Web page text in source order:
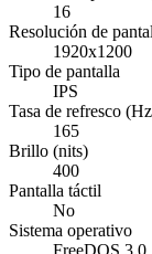
16
Resolución de
1920x1200
Tipo de pantalla
IPS
Tasa de refresco
165
Brillo (nits)
400
Pantalla táctil
No
Sistema operativo
FreeDOS 3.0